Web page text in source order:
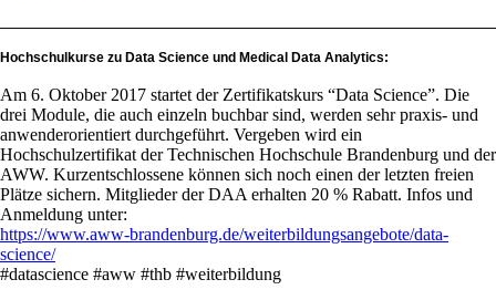
Hochschulkurse zu Data Science und Medical Data Analytics:
Am 6. Oktober 2017 startet der Zertifikatskurs “Data Science”. Die
drei Module, die auch einzeln buchbar sind, werden sehr praxis- und
anwenderorientiert durchgeführt. Vergeben wird ein
Hochschulzertifikat der Technischen Hochschule Brandenburg und der
AWW. Kurzentschlossene können sich noch einen der letzten freien
Plätze sichern. Mitglieder der DAA erhalten 20 % Rabatt. Infos und
Anmeldung unter:
https://www.aww-brandenburg.de/weiterbildungsangebote/data-
science/
#datascience #aww #thb #weiterbildung